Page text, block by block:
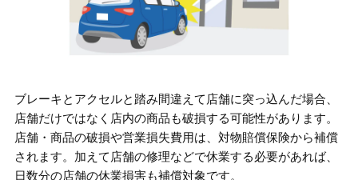
ブレーキとアクセルと踏み間違えて店舗に突っ込んだ場合、
店舗だけではなく店内の商品も破損する可能性があります。
店舗・商品の破損や営業損失費用は、対物賠償保険から補償
されます。加えて店舗の修理などで休業する必要があれば、
日数分の店舗の休業損害も補償対象です。